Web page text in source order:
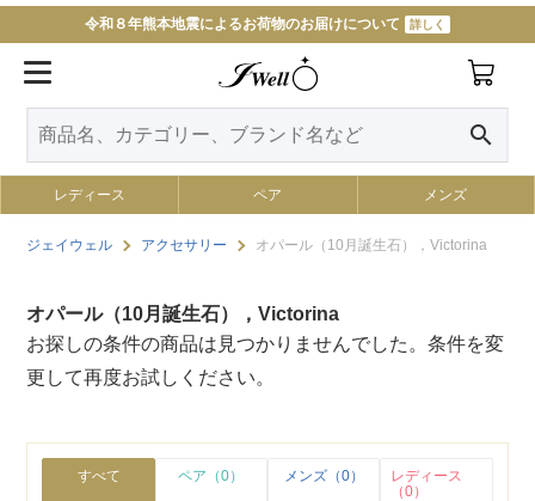
令和８年熊本地震によるお荷物のお届けについて 詳しく
search
レディース ペア メンズ
ジェイウェル アクセサリー オパール（10月誕生石），Victorina
オパール（10月誕生石），Victorina
お探しの条件の商品は見つかりませんでした。条件を変
更して再度お試しください。
すべて ペア（0） メンズ（0）
レディース
（0）